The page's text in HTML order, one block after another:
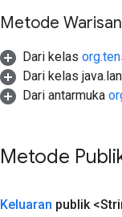
Metode Warisan
Dari kelas
Dari kelas
Dari antarmuka
Metode
Keluaran publik